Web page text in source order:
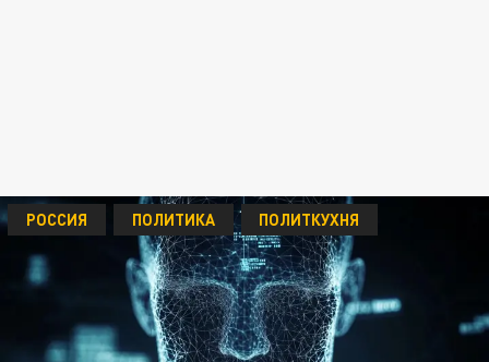
РОССИЯ ПОЛИТИКА ПОЛИТКУХНЯ